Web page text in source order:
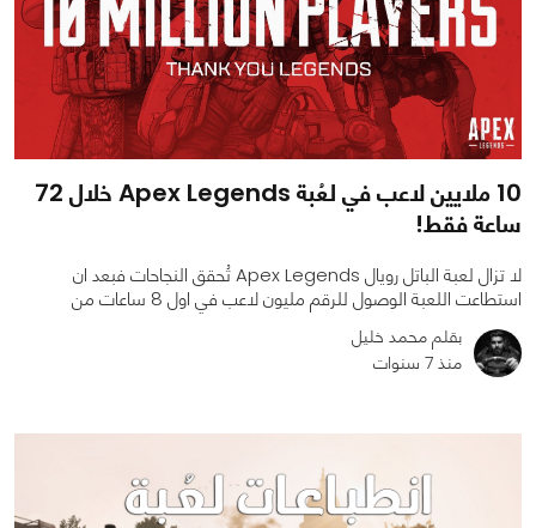
10 ملايين لاعب في لعُبة Apex Legends خلال 72
ساعة فقط!
لا تزال لعبة الباتل رويال Apex Legends تُحقق النجاحات فبعد ان
استطاعت اللعبة الوصول للرقم مليون لاعب في اول 8 ساعات من
بقلم محمد خليل
منذ 7 سنوات